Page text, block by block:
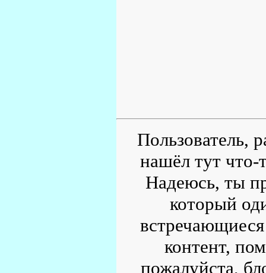
Пользователь,
нашёл тут что-
Надеюсь, ты
который
контент,
пожалуйста,